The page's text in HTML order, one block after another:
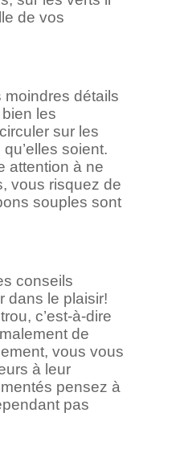
de vos
moindres détails
les
sur les
soient.
attention à ne
vous risquez de
souples sont
conseils
dans le plaisir!
c’est-à-dire
de
vous vous
à leur
pensez à
pas